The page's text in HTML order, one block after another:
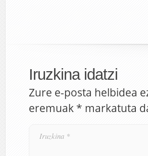
Iruzkina idatzi
Zure e-posta helbidea
eremuak * markatuta